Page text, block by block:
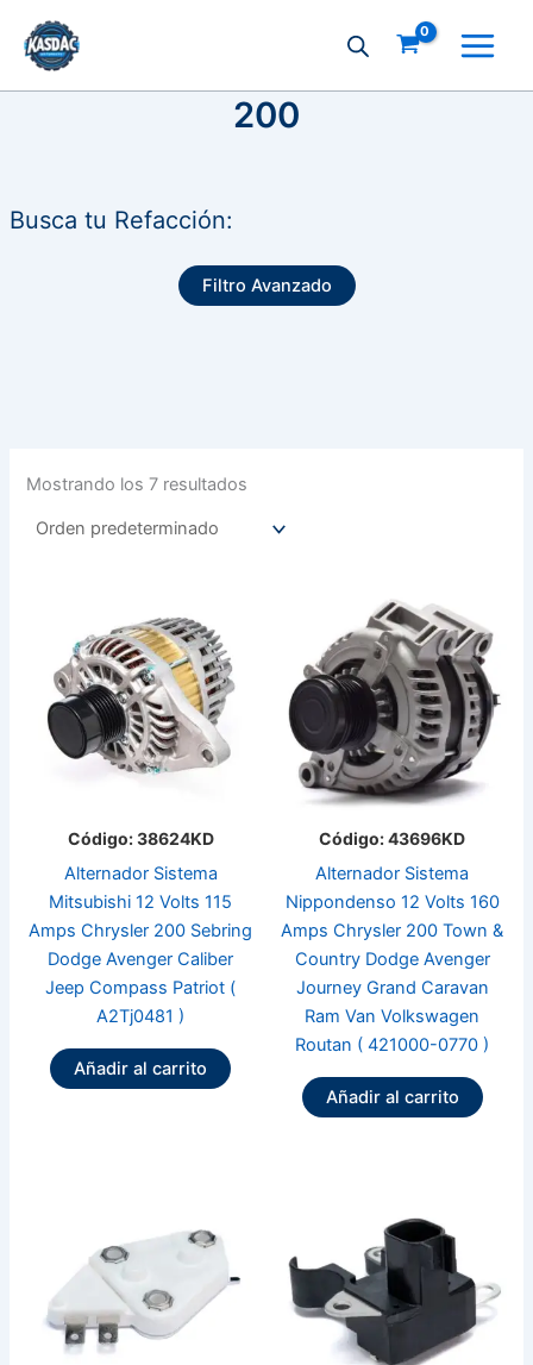
contenido
200
Busca tu Refacción:
Filtro Avanzado
Mostrando los 7 resultados
Código: 38624KD
Alternador Sistema
Mitsubishi 12 Volts 115
Amps Chrysler 200 Sebring
Dodge Avenger Caliber
Jeep Compass Patriot (
A2Tj0481 )
Añadir al carrito
Código: 43696KD
Alternador Sistema
Nippondenso 12 Volts 160
Amps Chrysler 200 Town &
Country Dodge Avenger
Journey Grand Caravan
Ram Van Volkswagen
Routan ( 421000-0770 )
Añadir al carrito